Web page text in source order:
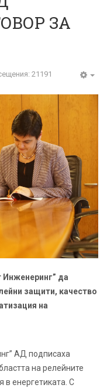
ЗА
21191
да
защити, качество
на
АД подписаха
на релейните
в енергетиката. С